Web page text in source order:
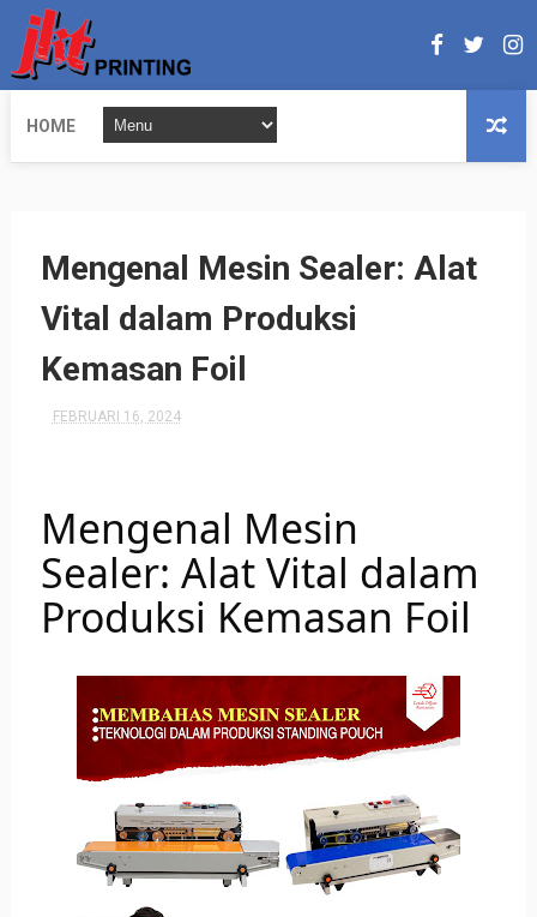
HOME
Mengenal Mesin Sealer: Alat
Vital dalam Produksi
Kemasan Foil
FEBRUARI 16, 2024
Mengenal Mesin
Sealer: Alat Vital dalam
Produksi Kemasan Foil